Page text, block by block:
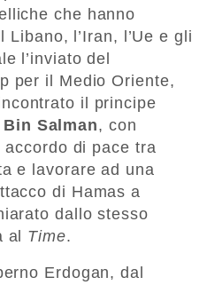
che hanno
l’Iran, l’Ue e gli
l’inviato del
per il Medio Oriente,
il principe
Salman, con
accordo di pace tra
e lavorare ad una
di Hamas a
dallo stesso
al Time.
Erdogan, dal